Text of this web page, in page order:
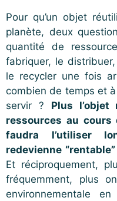
Pour qu’un objet
planète, deux
quantité de
fabriquer, le distribuer,
le recycler une fois
combien de temps et
servir ? Plus l’objet
ressources au
faudra l’utiliser
redevienne
Et réciproquement,
fréquemment, plus
environnementale